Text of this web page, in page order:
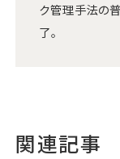
ク管理手法の
了。
関連記事